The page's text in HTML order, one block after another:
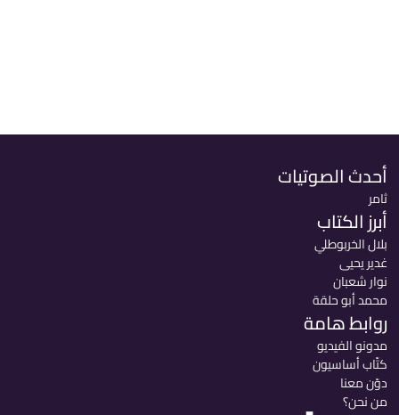
أحدث الصوتيات
ثامر
أبرز الكتاب
بلال الخربوطلي
غدير يحيى
نوار شعبان
محمد أبو حلقة
روابط هامة
مدونو الفيديو
كتّاب أساسيون
دوّن معنا
من نحن؟